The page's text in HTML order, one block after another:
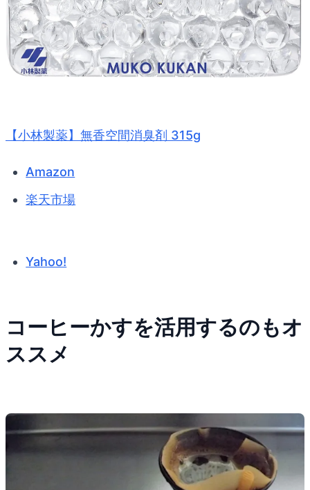
【小林製薬】無香空間消臭剤 315g
Amazon
楽天市場
Yahoo!
コーヒーかすを活用するのもオ
ススメ